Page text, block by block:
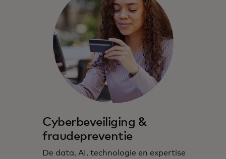
Cyberbeveiliging &
fraudepreventie
De data, AI, technologie en expertise